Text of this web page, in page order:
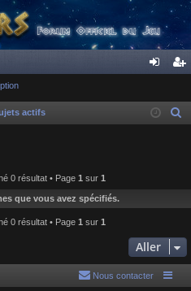
ne cri
actifs
h
e
0 résultat • Page 1 sur 1
que vous avez spécifiés.
0 résultat • Page 1 sur 1
Aller
Nous contacter